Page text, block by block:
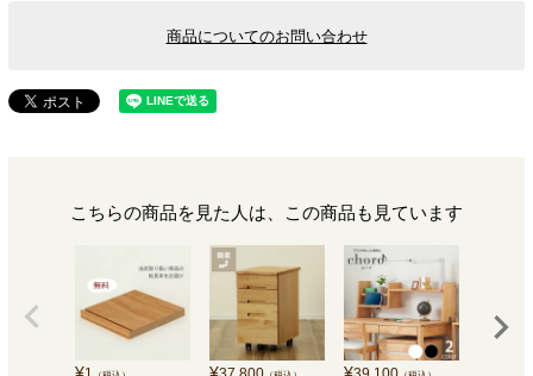
商品についてのお問い合わせ
こちらの商品を見た人は、この商品も見ています
¥ ¥ ¥